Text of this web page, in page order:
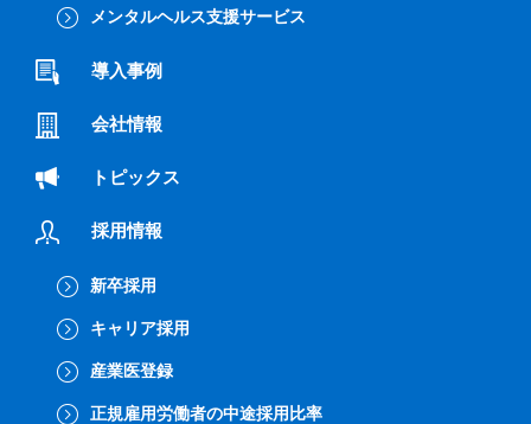
メンタルヘルス支援サービス
導入事例
会社情報
トピックス
採用情報
新卒採用
キャリア採用
産業医登録
正規雇用労働者の中途採用比率